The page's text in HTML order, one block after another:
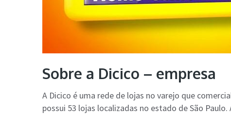
Sobre a Dicico – empresa
A Dicico é uma rede de lojas no varejo que
possui 53 lojas localizadas no estado de São